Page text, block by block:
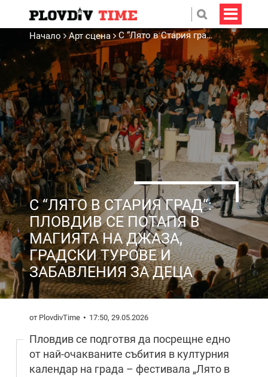
Начало Арт сцена С “Лято в Стария град“: Пловдив се потапя в магията на джаза, градски турове и забавления за деца
С “ЛЯТО В СТАРИЯ ГРАД“:
ПЛОВДИВ СЕ ПОТАПЯ В
МАГИЯТА НА ДЖАЗА,
ГРАДСКИ ТУРОВЕ И
ЗАБАВЛЕНИЯ ЗА ДЕЦА
от PlovdivTime 17:50, 29.05.2026
Пловдив се подготвя да посрещне едно
от най-очакваните събития в културния
календар на града – фестивала „Лято в